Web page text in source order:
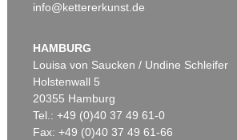
info@kettererkunst.de
HAMBURG
Louisa von Saucken / Undine Schleifer
Holstenwall 5
20355 Hamburg
Tel.: +49 (0)40 37 49 61-0
Fax: +49 (0)40 37 49 61-66